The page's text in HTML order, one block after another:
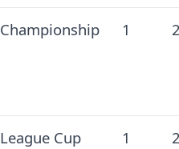
Championship 1
League Cup 1